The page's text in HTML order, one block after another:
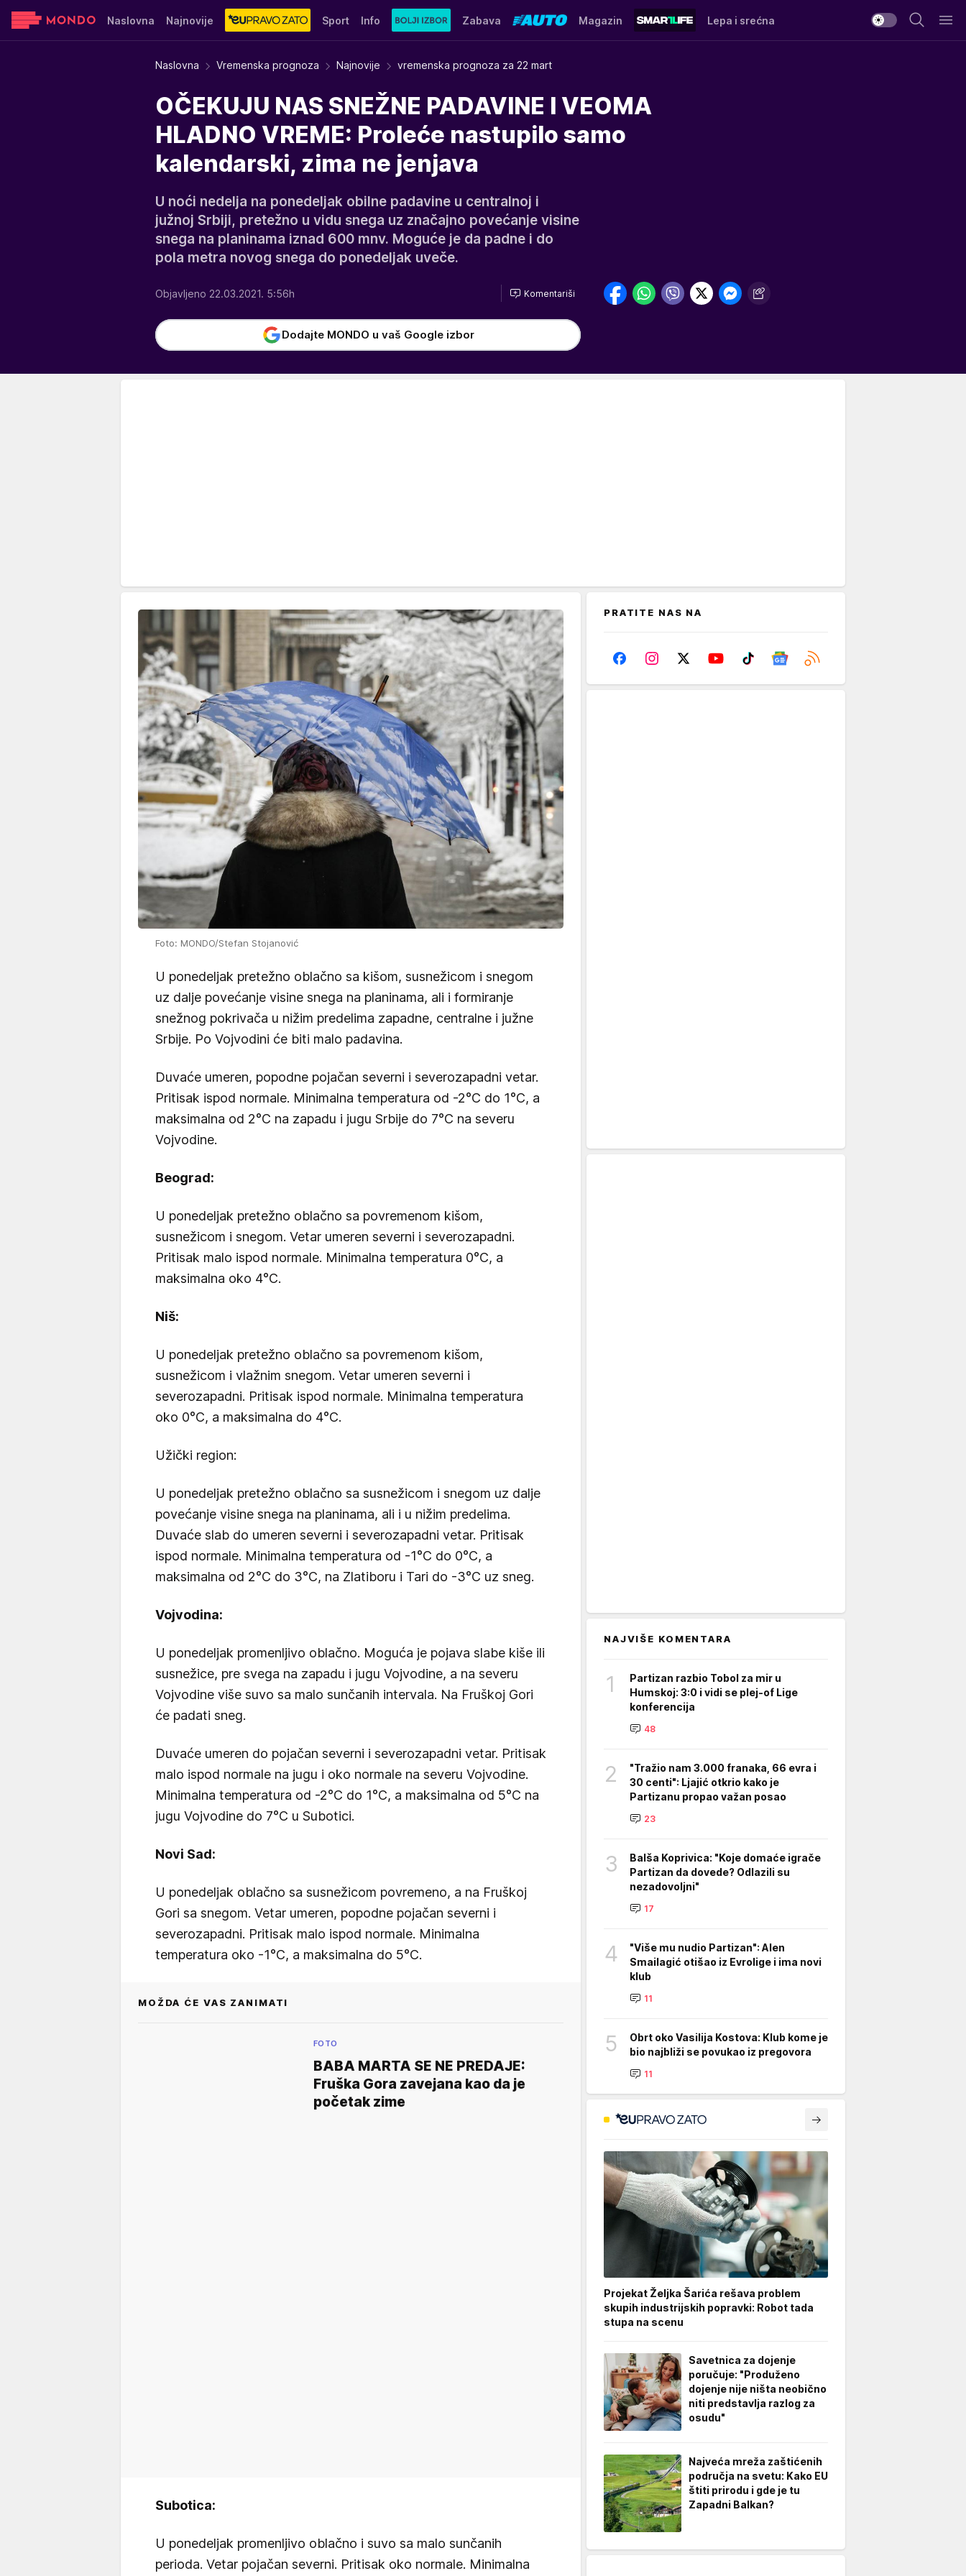
Naslovna Najnovije Sport Info Zabava Magazin Lepa i srećna
Stvar ukusa Yumama
Naslovna Vremenska prognoza Najnovije vremenska prognoza za 22 mart
OČEKUJU NAS SNEŽNE PADAVINE I VEOMA
HLADNO VREME: Proleće nastupilo samo
kalendarski, zima ne jenjava
U noći nedelja na ponedeljak obilne padavine u centralnoj i
južnoj Srbiji, pretežno u vidu snega uz značajno povećanje visine
snega na planinama iznad 600 mnv. Moguće je da padne i do
pola metra novog snega do ponedeljak uveče.
Objavljeno 22.03.2021. 5:56h Komentariši
Dodajte MONDO u vaš Google izbor
Foto: MONDO/Stefan Stojanović
U ponedeljak pretežno oblačno sa kišom, susnežicom i snegom
uz dalje povećanje visine snega na planinama, ali i formiranje
snežnog pokrivača u nižim predelima zapadne, centralne i južne
Srbije. Po Vojvodini će biti malo padavina.
Duvaće umeren, popodne pojačan severni i severozapadni vetar.
Pritisak ispod normale. Minimalna temperatura od -2°C do 1°C, a
maksimalna od 2°C na zapadu i jugu Srbije do 7°C na severu
Vojvodine.
Beograd:
U ponedeljak pretežno oblačno sa povremenom kišom,
susnežicom i snegom. Vetar umeren severni i severozapadni.
Pritisak malo ispod normale. Minimalna temperatura 0°C, a
maksimalna oko 4°C.
Niš:
U ponedeljak pretežno oblačno sa povremenom kišom,
susnežicom i vlažnim snegom. Vetar umeren severni i
severozapadni. Pritisak ispod normale. Minimalna temperatura
oko 0°C, a maksimalna do 4°C.
Užički region:
U ponedeljak pretežno oblačno sa susnežicom i snegom uz dalje
povećanje visine snega na planinama, ali i u nižim predelima.
Duvaće slab do umeren severni i severozapadni vetar. Pritisak
ispod normale. Minimalna temperatura od -1°C do 0°C, a
maksimalna od 2°C do 3°C, na Zlatiboru i Tari do -3°C uz sneg.
Vojvodina:
U ponedeljak promenljivo oblačno. Moguća je pojava slabe kiše ili
susnežice, pre svega na zapadu i jugu Vojvodine, a na severu
Vojvodine više suvo sa malo sunčanih intervala. Na Fruškoj Gori
će padati sneg.
Duvaće umeren do pojačan severni i severozapadni vetar. Pritisak
malo ispod normale na jugu i oko normale na severu Vojvodine.
Minimalna temperatura od -2°C do 1°C, a maksimalna od 5°C na
jugu Vojvodine do 7°C u Subotici.
Novi Sad:
U ponedeljak oblačno sa susnežicom povremeno, a na Fruškoj
Gori sa snegom. Vetar umeren, popodne pojačan severni i
severozapadni. Pritisak malo ispod normale. Minimalna
temperatura oko -1°C, a maksimalna do 5°C.
MOŽDA ĆE VAS ZANIMATI
FOTO
BABA MARTA SE NE PREDAJE:
Fruška Gora zavejana kao da je
početak zime
Subotica:
U ponedeljak promenljivo oblačno i suvo sa malo sunčanih
perioda. Vetar pojačan severni. Pritisak oko normale. Minimalna
PRATITE NAS NA
NAJVIŠE KOMENTARA
1
Partizan razbio Tobol za mir u
Humskoj: 3:0 i vidi se plej-of Lige
konferencija
48
2
"Tražio nam 3.000 franaka, 66 evra i
30 centi": Ljajić otkrio kako je
Partizanu propao važan posao
23
3
Balša Koprivica: "Koje domaće igrače
Partizan da dovede? Odlazili su
nezadovoljni"
17
4
"Više mu nudio Partizan": Alen
Smailagić otišao iz Evrolige i ima novi
klub
11
5
Obrt oko Vasilija Kostova: Klub kome je
bio najbliži se povukao iz pregovora
11
Projekat Željka Šarića rešava problem
skupih industrijskih popravki: Robot tada
stupa na scenu
Savetnica za dojenje
poručuje: "Produženo
dojenje nije ništa neobično
niti predstavlja razlog za
osudu"
Najveća mreža zaštićenih
područja na svetu: Kako EU
štiti prirodu i gde je tu
Zapadni Balkan?